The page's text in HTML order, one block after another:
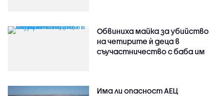
Обвиниха майка за убийство
на четирите ѝ деца в
съучастничество с баба им
Има ли опасност АЕЦ